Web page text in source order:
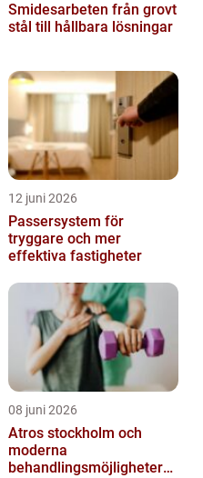
Smidesarbeten från grovt
stål till hållbara lösningar
12 juni 2026
Passersystem för
tryggare och mer
effektiva fastigheter
08 juni 2026
Atros stockholm och
moderna
behandlingsmöjligheter